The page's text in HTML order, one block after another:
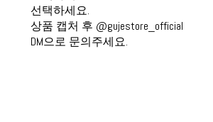
선택하세요.
상품 캡처 후 @gujestore_official
DM으로 문의주세요.